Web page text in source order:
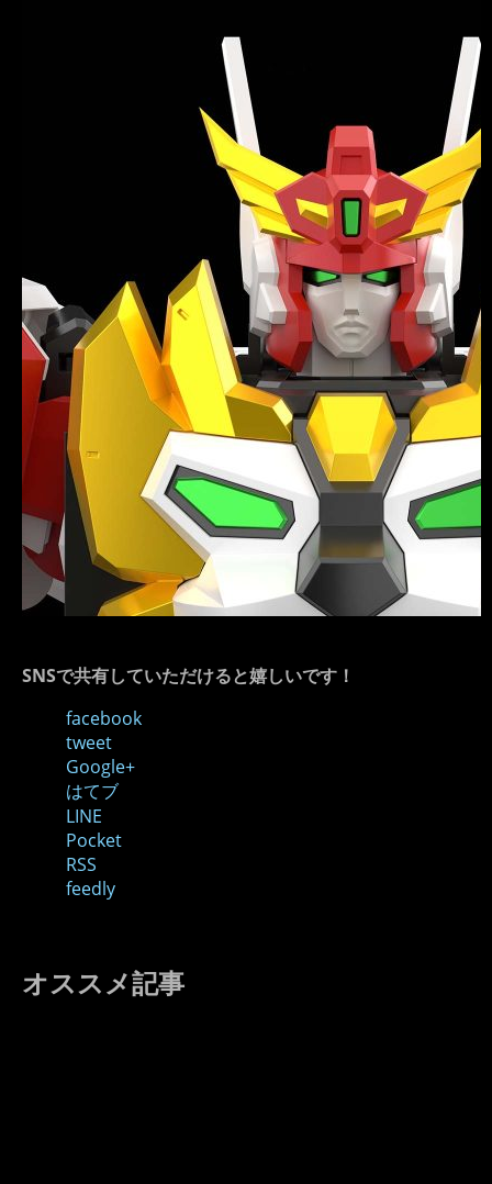
SNSで共有していただけると嬉しいです！
facebook
tweet
Google+
はてブ
LINE
Pocket
RSS
feedly
オススメ記事